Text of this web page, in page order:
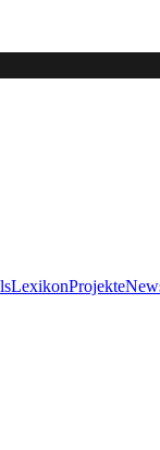
LexikonProjekte